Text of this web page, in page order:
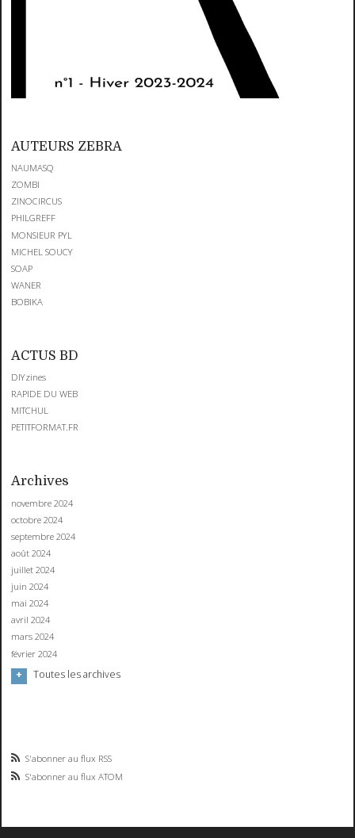
AUTEURS ZEBRA
NAUMASQ
ZOMBI
ZINOCIRCUS
PHILGREFF
MONSIEUR PYL
MICHEL SOUCY
SOAP
WANER
BOBIKA
ACTUS BD
DIYzines
RAPIDE DU WEB
MITCHUL
PETITFORMAT.FR
Archives
novembre 2024
octobre 2024
septembre 2024
août 2024
juillet 2024
juin 2024
mai 2024
avril 2024
mars 2024
février 2024
Toutes les archives
S'abonner au flux RSS
S'abonner au flux ATOM